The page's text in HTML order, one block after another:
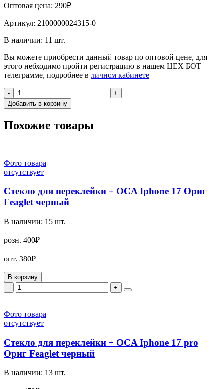
Оптовая цена: 290₽
Артикул: 2100000024315-0
В наличии: 11 шт.
Вы можете приобрести данный товар по оптовой цене, для
этого небходимо пройти регистрацию в нашем ЦЕХ БОТ
телеграмме, подробнее в личном кабинете
-
+
Добавить в корзину
Похожие товары
Фото товара
отсутствует
Стекло для переклейки + OCA Iphone 17 Ориг
Feaglet черный
В наличии: 15 шт.
розн. 400₽
опт. 380₽
В корзину
-
+
Фото товара
отсутствует
Стекло для переклейки + OCA Iphone 17 pro
Ориг Feaglet черный
В наличии: 13 шт.